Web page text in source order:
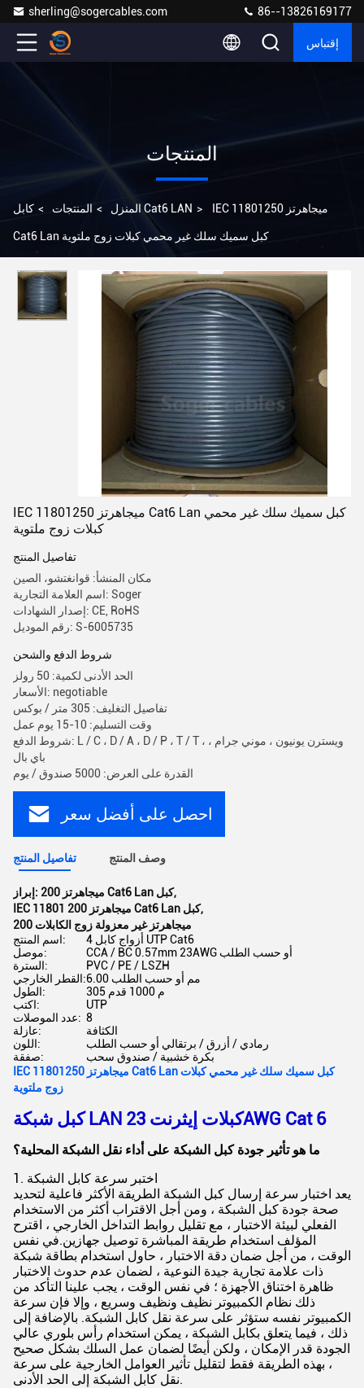
sherling@sogercables.com 86--13826169177
إقتباس
المنتجات
المنزل > المنتجات > كابل Cat6 LAN > IEC 11801250 ميجاهرتز
Cat6 Lan كبل سميك سلك غير محمي كبلات زوج ملتوية
IEC 11801250 ميجاهرتز Cat6 Lan كبل سميك سلك غير محمي
كبلات زوج ملتوية
تفاصيل المنتج
مكان المنشأ: قوانغتشو، الصين
اسم العلامة التجارية: Soger
إصدار الشهادات: CE, RoHS
رقم الموديل: S-6005735
شروط الدفع والشحن
الحد الأدنى لكمية: 50 رولز
الأسعار: negotiable
تفاصيل التغليف: 305 متر / بوكس
وقت التسليم: 10-15 يوم عمل
شروط الدفع: L / C ، D / A ، D / P ، T / T ، ويسترن يونيون ، موني جرام ،
باي بال
القدرة على العرض: 5000 صندوق / يوم
احصل على أفضل سعر
تفاصيل المنتج وصف المنتج
إبراز: 200 ميجاهرتز Cat6 Lan كبل,
IEC 11801 200 ميجاهرتز Cat6 Lan كبل,
200 ميجاهرتز غير معزولة زوج الكابلات
اسم المنتج:
4 أزواج كابل UTP Cat6
موصل:
CCA / BC 0.57mm 23AWG أو حسب الطلب
السترة:
PVC / PE / LSZH
القطر الخارجي:
6.00 مم أو حسب الطلب
الطول:
305 م 1000 قدم
اكتب:
UTP
عدد الموصلات: 8
عازلة:
الكثافة
اللون:
رمادي / أزرق / برتقالي أو حسب الطلب
صفقة:
بكرة خشبية / صندوق سحب
IEC 11801250 ميجاهرتز Cat6 Lan كبل سميك سلك غير محمي كبلات
زوج ملتوية
كبل شبكة LAN كبلات إيثرنت 23AWG Cat 6
ما هو تأثير جودة كبل الشبكة على أداء نقل الشبكة المحلية؟
1. اختبر سرعة كابل الشبكة
يعد اختبار سرعة إرسال كبل الشبكة الطريقة الأكثر فاعلية لتحديد
صحة جودة كبل الشبكة ، ومن أجل الاقتراب أكثر من الاستخدام
الفعلي لبيئة الاختبار ، مع تقليل روابط التداخل الخارجي ، اقترح
المؤلف استخدام طريقة المباشرة توصيل جهازين.في نفس
الوقت ، من أجل ضمان دقة الاختبار ، حاول استخدام بطاقة شبكة
ذات علامة تجارية جيدة النوعية ، لضمان عدم حدوث الاختبار
ظاهرة اختناق الأجهزة ؛ في نفس الوقت ، يجب علينا التأكد من
ذلك نظام الكمبيوتر نظيف ونظيف وسريع ، وإلا فإن سرعة
الكمبيوتر نفسه ستؤثر على سرعة نقل كابل الشبكة. بالإضافة إلى
ذلك ، فيما يتعلق بكابل الشبكة ، يمكن استخدام رأس بلوري عالي
الجودة قدر الإمكان ، ولكن أيضًا لضمان عمل السلك بشكل صحيح
، بهذه الطريقة فقط لتقليل تأثير العوامل الخارجية على سرعة
نقل كابل الشبكة إلى الحد الأدنى.